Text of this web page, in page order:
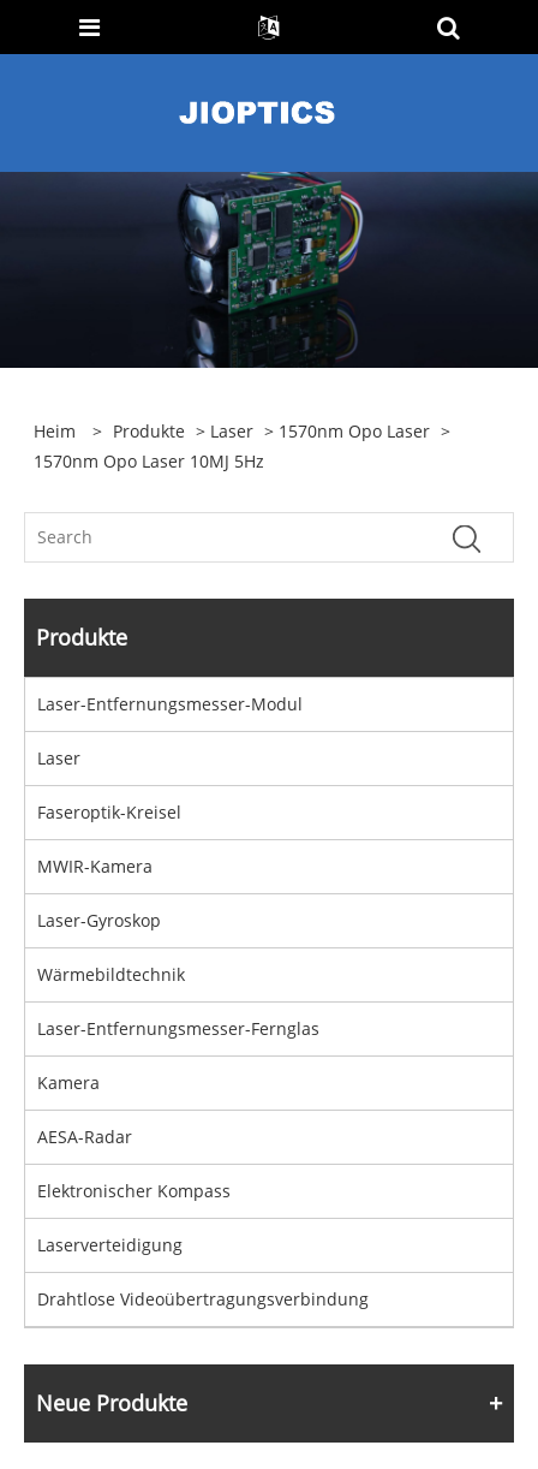
Heim > Produkte > Laser > 1570nm Opo Laser >
1570nm Opo Laser 10MJ 5Hz
Produkte
Laser-Entfernungsmesser-Modul
Laser
Faseroptik-Kreisel
MWIR-Kamera
Laser-Gyroskop
Wärmebildtechnik
Laser-Entfernungsmesser-Fernglas
Kamera
AESA-Radar
Elektronischer Kompass
Laserverteidigung
Drahtlose Videoübertragungsverbindung
Neue Produkte